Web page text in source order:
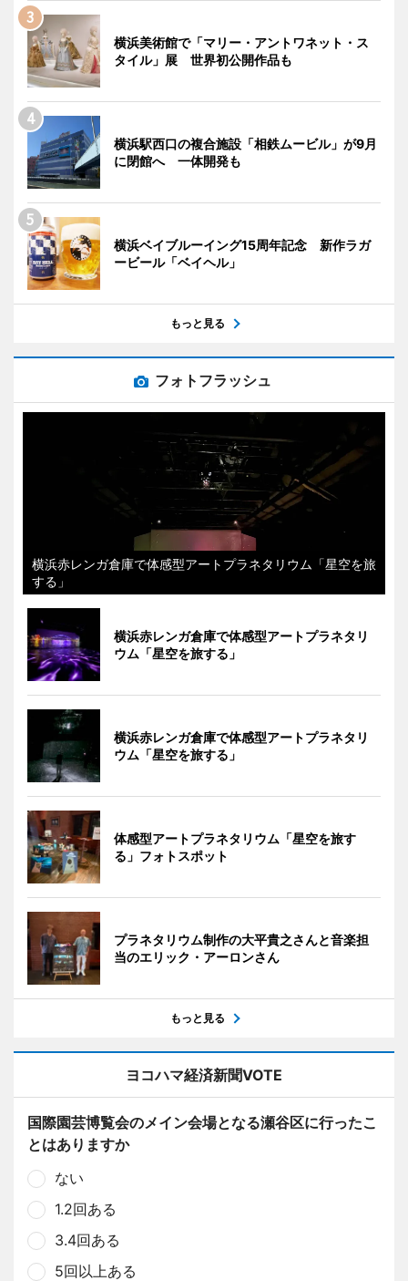
横浜美術館で「マリー・アントワネット・ス
タイル」展 世界初公開作品も
横浜駅西口の複合施設「相鉄ムービル」が9月
に閉館へ 一体開発も
横浜ベイブルーイング15周年記念 新作ラガ
ービール「ベイヘル」
もっと見る
フォトフラッシュ
横浜赤レンガ倉庫で体感型アートプラネタリウム「星空を旅
する」
横浜赤レンガ倉庫で体感型アートプラネタリ
ウム「星空を旅する」
横浜赤レンガ倉庫で体感型アートプラネタリ
ウム「星空を旅する」
体感型アートプラネタリウム「星空を旅す
る」フォトスポット
プラネタリウム制作の大平貴之さんと音楽担
当のエリック・アーロンさん
もっと見る
ヨコハマ経済新聞VOTE
国際園芸博覧会のメイン会場となる瀬谷区に行ったこ
とはありますか
ない
1.2回ある
3.4回ある
5回以上ある